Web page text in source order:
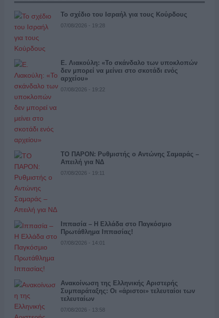
Το σχέδιο του Ισραήλ για τους Κούρδους
07/08/2026 - 19:28
Ε. Λιακούλη: «Το σκάνδαλο των υποκλοπών
δεν μπορεί να μείνει στο σκοτάδι ενός
αρχείου»
07/08/2026 - 19:22
ΤΟ ΠΑΡΟΝ: Ρυθμιστής ο Αντώνης Σαμαράς –
Απειλή για ΝΔ
07/08/2026 - 19:11
Ιππασία – Η Ελλάδα στο Παγκόσμιο
Πρωτάθλημα Ιππασίας!
07/08/2026 - 14:01
Ανακοίνωση της Ελληνικής Αριστερής
Συμπαράταξης: Οι «άριστοι» τελευταίοι των
τελευταίων
07/08/2026 - 13:58